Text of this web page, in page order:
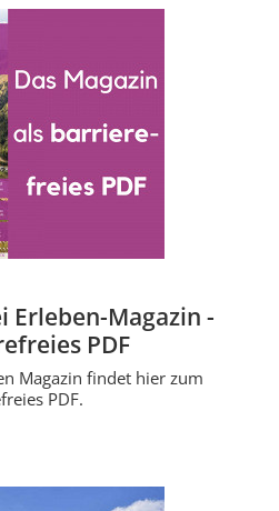
Erleben-Magazin -
PDF
Magazin findet hier zum
PDF.